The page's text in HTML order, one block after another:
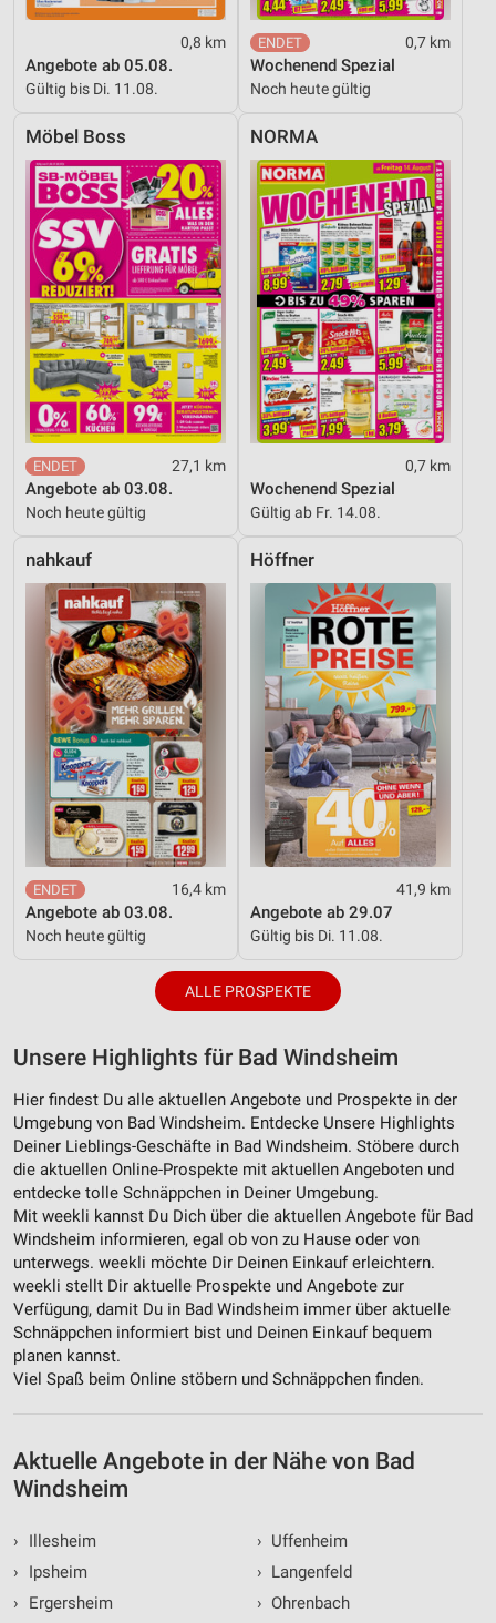
0,8 km
Angebote ab 05.08.
Gültig bis Di. 11.08.
0,7 km
Wochenend Spezial
Noch heute gültig
Möbel Boss
27,1 km
Angebote ab 03.08.
Noch heute gültig
NORMA
0,7 km
Wochenend Spezial
Gültig ab Fr. 14.08.
nahkauf
16,4 km
Angebote ab 03.08.
Noch heute gültig
Höffner
41,9 km
Angebote ab 29.07
Gültig bis Di. 11.08.
ALLE PROSPEKTE
Unsere Highlights für Bad Windsheim
Hier findest Du alle aktuellen Angebote und Prospekte in der
Umgebung von Bad Windsheim. Entdecke Unsere Highlights
Deiner Lieblings-Geschäfte in Bad Windsheim. Stöbere durch
die aktuellen Online-Prospekte mit aktuellen Angeboten und
entdecke tolle Schnäppchen in Deiner Umgebung.
Mit weekli kannst Du Dich über die aktuellen Angebote für Bad
Windsheim informieren, egal ob von zu Hause oder von
unterwegs. weekli möchte Dir Deinen Einkauf erleichtern.
weekli stellt Dir aktuelle Prospekte und Angebote zur
Verfügung, damit Du in Bad Windsheim immer über aktuelle
Schnäppchen informiert bist und Deinen Einkauf bequem
planen kannst.
Viel Spaß beim Online stöbern und Schnäppchen finden.
Aktuelle Angebote in der Nähe von Bad
Windsheim
›
Illesheim
›
Ipsheim
›
Ergersheim
› Uffenheim
› Langenfeld
› Ohrenbach